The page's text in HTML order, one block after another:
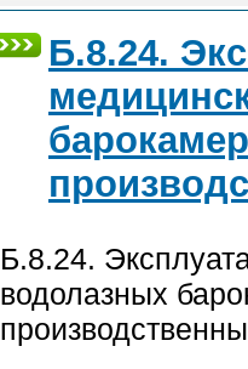
Б.8.24.
Б.8.24.
водолазных